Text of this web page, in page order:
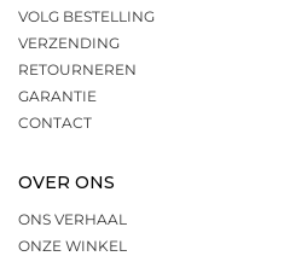
VOLG BESTELLING
VERZENDING
RETOURNEREN
GARANTIE
CONTACT
OVER ONS
ONS VERHAAL
ONZE WINKEL